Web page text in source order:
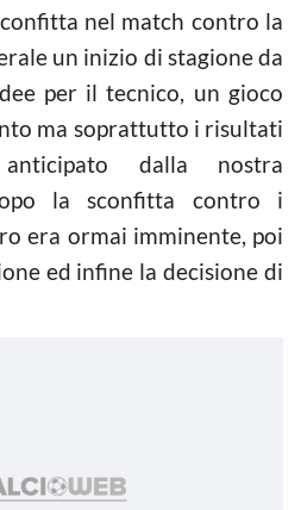
nel match contro la
un inizio di stagione da
per il tecnico, un gioco
ma soprattutto i risultati
dalla nostra
la sconfitta contro i
era ormai imminente, poi
ed infine la decisione di